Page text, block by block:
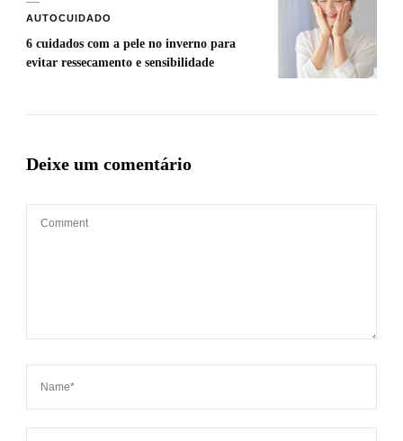
AUTOCUIDADO
6 cuidados com a pele no inverno para
evitar ressecamento e sensibilidade
Deixe um comentário